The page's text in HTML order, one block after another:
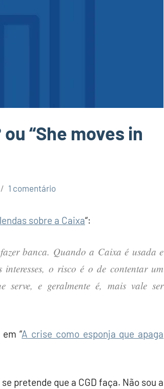
“She moves in
1 comentário
sobre a Caixa“:
banca. Quando a Caixa é usada e
o risco é o de contentar um
e geralmente é, mais vale ser
“A crise como esponja que apaga
pretende que a CGD faça. Não sou a